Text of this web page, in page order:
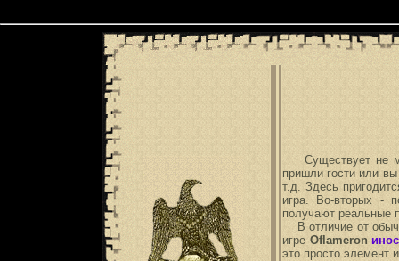
Существует не
пришли гости или
т.д. Здесь
игра. Во-вторых -
получают реальные
В отличие от
игре Oflameron
это просто элемент